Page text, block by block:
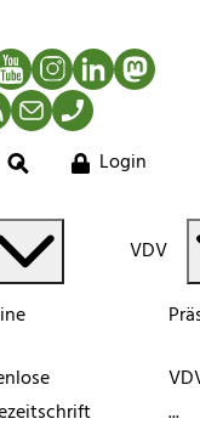
YouTubeInstagram
LinkedIn
Newsfeed
MailTelefon
Login
VDV
...